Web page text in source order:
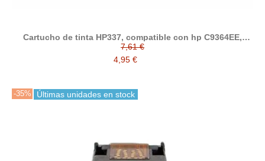
Cartucho de tinta HP337, compatible con hp C9364EE,
negro
7,61 €
4,95 €
-35% Últimas unidades en stock